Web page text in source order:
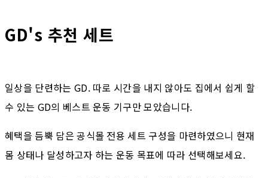
GD's 추천 세트
일상을 단련하는 GD. 따로 시간을 내지 않아도 집에서 쉽게 할
수 있는 GD의 베스트 운동 기구만 모았습니다.
혜택을 듬뿍 담은 공식몰 전용 세트 구성을 마련하였으니 현재
몸 상태나 달성하고자 하는 운동 목표에 따라 선택해보세요.